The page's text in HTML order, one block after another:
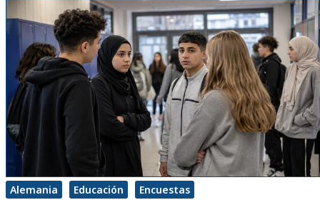
Alemania Educación Encuestas